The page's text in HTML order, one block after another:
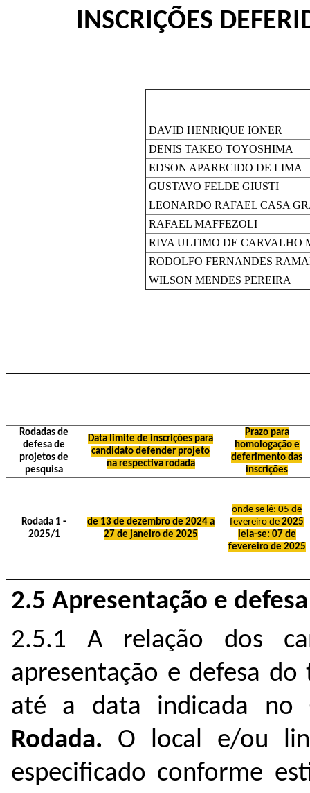
INSCRIÇÕES
DAVID HENRIQUE IONER
DENIS TAKEO TOYOSHIMA
EDSON APARECIDO DE LIMA
GUSTAVO FELDE GIUSTI
LEONARDO RAFAEL CASA
RAFAEL MAFFEZOLI
RIVA ULTIMO DE CARVALHO
RODOLFO FERNANDES
WILSON MENDES PEREIRA
Rodadas de
defesa de
projetos de
pesquisa
Data limite de inscrições para
candidato defender projeto
na respectiva rodada
Prazo para
homologação e
deferimento das
inscrições
Rodada 1 -
2025/1
de 13 de dezembro de 2024 a
27 de janeiro de 2025
onde se lê: 05 de
fevereiro de 2025
leia-se: 07 de
fevereiro de 2025
2.5 Apresentação e
2.5.1 A relação dos
apresentação e defesa
até a data indicada no
Rodada. O local e/ou
especificado conforme